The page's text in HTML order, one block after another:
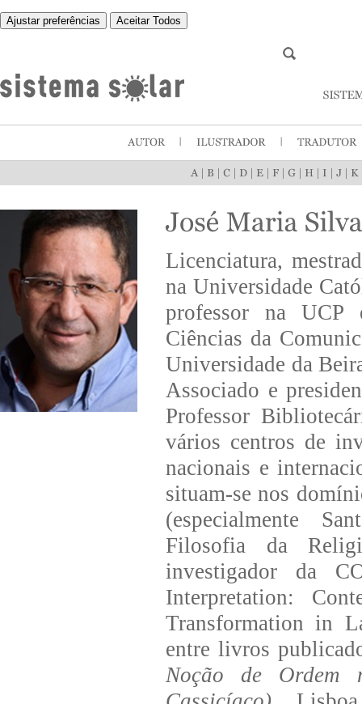
Ajustar preferências Aceitar Todos
Licenciatura,
na Universidade
professor na UCP
Ciências da
Universidade da
Associado e
Professor
vários centros de
nacionais e
situam-se nos
(especialmente
Filosofia da
investigador da
Interpretation:
Transformation in
entre livros
Noção de Ordem